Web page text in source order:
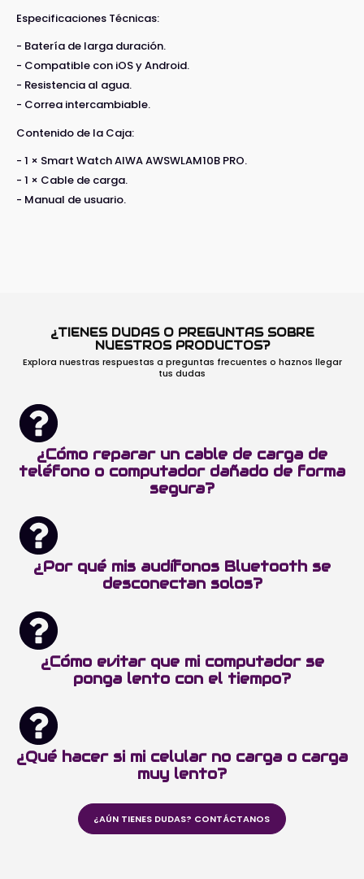
Especificaciones Técnicas:
- Batería de larga duración.
- Compatible con iOS y Android.
- Resistencia al agua.
- Correa intercambiable.
Contenido de la Caja:
- 1 × Smart Watch AIWA AWSWLAM10B PRO.
- 1 × Cable de carga.
- Manual de usuario.
¿TIENES DUDAS O PREGUNTAS SOBRE
NUESTROS PRODUCTOS?
Explora nuestras respuestas a preguntas frecuentes o haznos llegar
tus dudas
¿Cómo reparar un cable de carga de
teléfono o computador dañado de forma
segura?
¿Por qué mis audífonos Bluetooth se
desconectan solos?
¿Cómo evitar que mi computador se
ponga lento con el tiempo?
¿Qué hacer si mi celular no carga o carga
muy lento?
¿AÚN TIENES DUDAS? CONTÁCTANOS